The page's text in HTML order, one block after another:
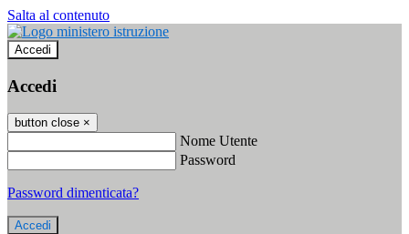
Salta al contenuto
Accedi
Accedi
button close ×
Nome Utente
Password
Password dimenticata?